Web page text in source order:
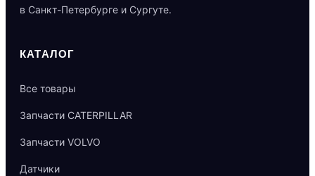
в Санкт-Петербурге и Сургуте.
КАТАЛОГ
Все товары
Запчасти CATERPILLAR
Запчасти VOLVO
Датчики